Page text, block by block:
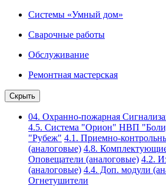
Системы «Умный дом»
Сварочные работы
Обслуживание
Ремонтная мастерская
Скрыть
04. Охранно-пожарная
4.5. Система "Орион" НВП
"Рубеж" 4.1. Приемно-
(аналоговые) 4.8.
Оповещатели (аналоговые) 4.2.
(аналоговые) 4.4. Доп. модули
Огнетушители